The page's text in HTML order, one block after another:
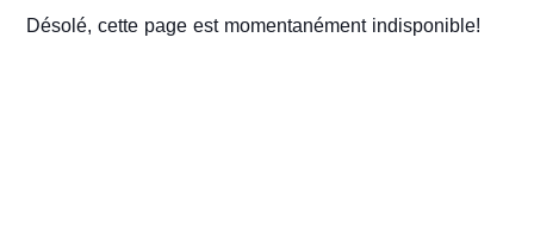
Désolé, cette page est momentanément indisponible!